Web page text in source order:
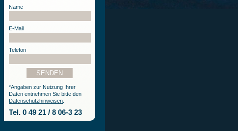
Name
E-Mail
Telefon
*Angaben zur Nutzung Ihrer
Daten entnehmen Sie bitte den
Datenschutzhinweisen
Tel. 0 49 21 / 8 06-3 23